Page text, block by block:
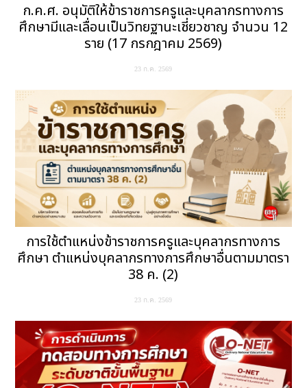
ก.ค.ศ. อนุมัติให้ข้าราชการครูและบุคลากรทางการ
ศึกษามีและเลื่อนเป็นวิทยฐานะเชี่ยวชาญ จำนวน 12
ราย (17 กรกฎาคม 2569)
23 ก.ค. 2569
การใช้ตำแหน่งข้าราชการครูและบุคลากรทางการ
ศึกษา ตำแหน่งบุคลากรทางการศึกษาอื่นตามมาตรา
38 ค. (2)
23 ก.ค. 2569